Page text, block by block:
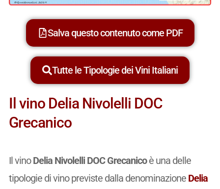
Salva questo contenuto come PDF
Tutte le Tipologie dei Vini Italiani
Il vino Delia Nivolelli DOC
Grecanico
Il vinoDelia Nivolelli DOC Grecanicoè una delle
tipologie di vino previste dalla denominazione Delia